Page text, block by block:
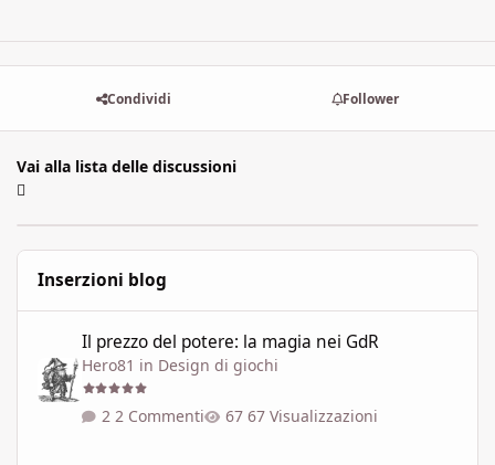
Condividi Follower
Vai alla lista delle discussioni
Inserzioni blog
Il prezzo del potere: la magia nei GdR
Hero81 in Design di giochi
2 Commenti 67 Visualizzazioni